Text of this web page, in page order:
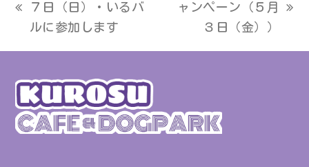
previous
post:
７日（日）・いるバ
ルに参加します
next
ャンペーン（５月
３日（金））